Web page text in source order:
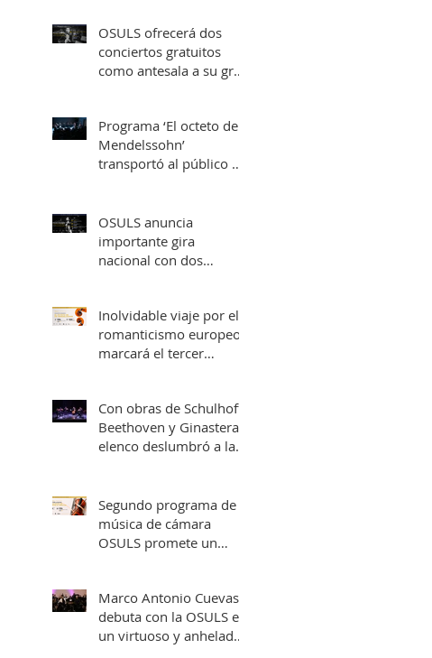
OSULS ofrecerá dos
conciertos gratuitos
como antesala a su gran
Programa ‘El octeto de
Mendelssohn’
transportó al público de
OSULS anuncia
importante gira
nacional con dos
Inolvidable viaje por el
romanticismo europeo
marcará el tercer
Con obras de Schulhoff,
Beethoven y Ginastera,
elenco deslumbró a la
‘Entrelazados: Diálogos
de arcos & vientos’
Segundo programa de
música de cámara
OSULS promete un
Marco Antonio Cuevas
debuta con la OSULS en
un virtuoso y anhelado